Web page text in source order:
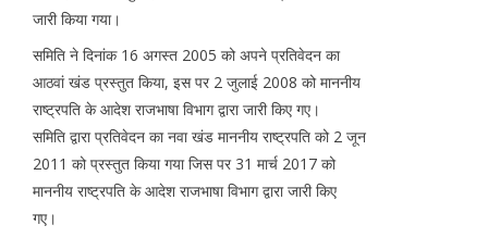
जारी किया गया।
समिति ने दिनांक 16 अगस्त 2005 को अपने प्रतिवेदन का
आठवां खंड प्रस्तुत किया, इस पर 2 जुलाई 2008 को माननीय
राष्ट्रपति के आदेश राजभाषा विभाग द्वारा जारी किए गए।
समिति द्वारा प्रतिवेदन का नवा खंड माननीय राष्ट्रपति को 2 जून
2011 को प्रस्तुत किया गया जिस पर 31 मार्च 2017 को
माननीय राष्ट्रपति के आदेश राजभाषा विभाग द्वारा जारी किए
गए।